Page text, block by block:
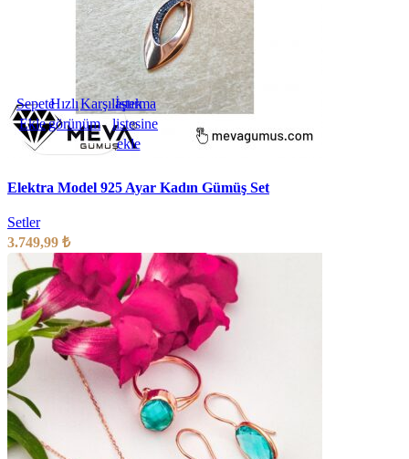
Sepete
Ekle
Hızlı
görünüm
Karşılaştırma
İstek
listesine
ekle
Elektra Model 925 Ayar Kadın Gümüş Set
Setler
3.749,99 ₺